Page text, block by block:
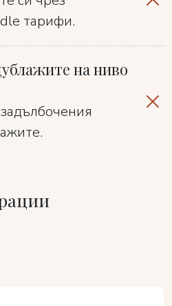
тарифи.
на ниво